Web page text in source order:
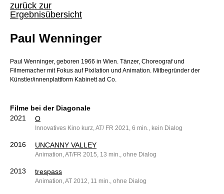
zurück zur
Ergebnisübersicht
Paul Wenninger
Paul Wenninger, geboren 1966 in Wien. Tänzer, Choreograf und
Filmemacher mit Fokus auf Pixilation und Animation. Mitbegründer der
Künstler/innenplattform Kabinett ad Co.
Filme bei der Diagonale
2021
O
Innovatives Kino kurz, AT/ FR 2021, 6 min., kein Dialog
2016 UNCANNY VALLEY
Animation, AT/FR 2015, 13 min., ohne Dialog
2013 trespass
Animation, AT 2012, 11 min., ohne Dialog